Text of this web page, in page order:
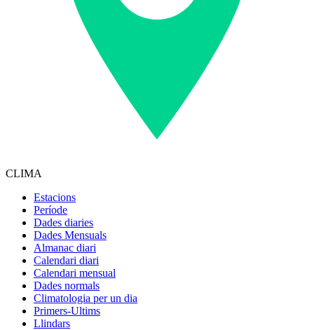
CLIMA
Estacions
Període
Dades diaries
Dades Mensuals
Almanac diari
Calendari diari
Calendari mensual
Dades normals
Climatologia per un dia
Primers-Ultims
Llindars